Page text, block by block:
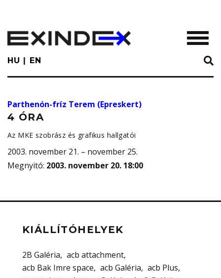
main
content
HU EN
Parthenón-fríz Terem (Epreskert)
4 ÓRA
Az MKE szobrász és grafikus hallgatói
2003. november 21. – november 25.
Megnyitó: 2003. november 20. 18:00
KIÁLLÍTÓHELYEK
2B Galéria
acb attachment
acb Bak Imre space
acb Galéria
acb Plus